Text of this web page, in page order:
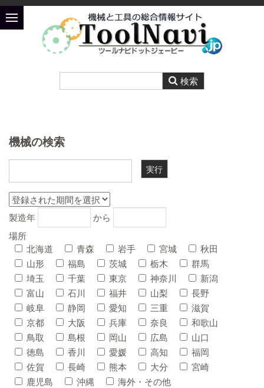
機械の検索
製造年
から
場所
北海道
青森 岩手 宮城
秋田
山形
福島 茨城 栃木
群馬
埼玉
千葉 東京 神奈川
新潟
富山
石川 福井 山梨
長野
岐阜
静岡 愛知 三重
滋賀
京都
大阪 兵庫 奈良
和歌山
鳥取
島根 岡山 広島
山口
徳島
香川 愛媛 高知
福岡
佐賀
長崎 熊本 大分
宮崎
鹿児島
沖縄 海外・その他